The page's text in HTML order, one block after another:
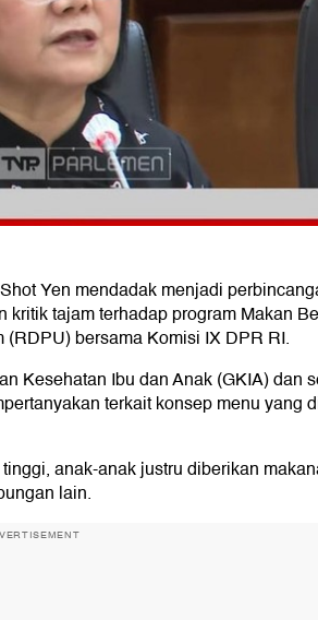
Yen mendadak menjadi
tajam terhadap program Makan
bersama Komisi IX DPR RI.
Kesehatan Ibu dan Anak (GKIA) dan
terkait konsep menu yang
anak-anak justru diberikan
lain.